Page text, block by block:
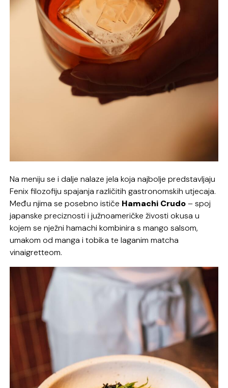
Na meniju se i dalje nalaze jela koja najbolje predstavljaju
Fenix filozofiju spajanja različitih gastronomskih utjecaja.
Među njima se posebno ističe Hamachi Crudo– spoj
japanske preciznosti i južnoameričke živosti okusa u
kojem se nježni hamachi kombinira s mango salsom,
umakom od manga i tobika te laganim matcha
vinaigretteom.